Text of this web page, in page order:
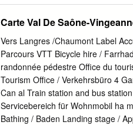
8h30 Parking gare à MARCILLY s/
16 septembre : ST SEINE
D'AHUY (RV Val Suzon haut);
randonnées, départ à 9h00. 03.80.67.49.56 - - - - - - - - - - - - - - - - - - - - - - - - - - - - - - - - - - - - -
- - - - - - - - Du 05/09/2017 au 29/09/2017 Office de tourisme Mirebellois et Fontenois - Mirebeau-
sur-Bèze € Entrée gratuite Aux horaires d'ouverture de l'office Exposition de peintures « Patricia
Canat » Du 5 au 29 Septembre
vous présenter l’univers de
Carte Val De Saône-
Vers Langres /Chaumont Label
Parcours VTT Bicycle hire /
randonnée pédestre Office du
Tourism Office / Verkehrsbüro 4
Can al Train station and bus
Servicebereich für Wohnmobil ha
Bathing / Baden Landing stage /